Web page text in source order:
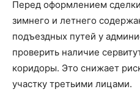
Перед оформлением
зимнего и летнего
подъездных путей у
проверить наличие
коридоры. Это снижает
участку третьими лицами.